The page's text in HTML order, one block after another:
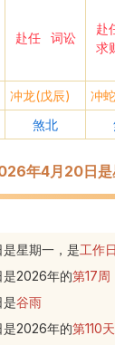
赴任 词讼
赴
求
冲龙(戊辰) 冲
煞北
年4月20日是
星期一，是工作日
是2026年的第17周
是谷雨
是2026年的第110天